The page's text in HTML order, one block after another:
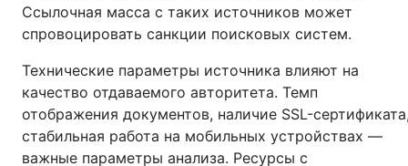
Ссылочная масса с таких источников может
спровоцировать санкции поисковых систем.
Технические параметры источника влияют на
качество отдаваемого авторитета. Темп
отображения документов, наличие SSL-
стабильная работа на мобильных устройствах —
важные параметры анализа. Ресурсы с